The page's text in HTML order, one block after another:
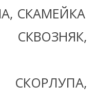
СКАМЕЙКА